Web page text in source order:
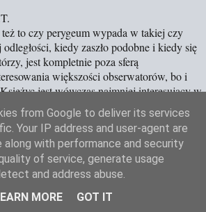
też to czy perygeum wypada w takiej czy
odległości, kiedy zaszło podobne i kiedy się
jest kompletnie poza sferą
większości obserwatorów, bo i
jest wówczas najmniej interesujący w
miesiącu. (nie licząc efektownego wschodu i
Kto nie widział, ten nie wie, że astro-
olewają pełnię, a wolą mało efektowną
rzut oka kwadrę, która jednak w
powiększeniu przyprawia o zawrót
from Google to deliver its services
Your IP address and user-agent are
along with performance and security
of service, generate usage
and address abuse.
MORE
GOT IT